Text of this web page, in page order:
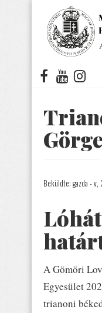
Beküldte: gazda - v,
A Gömöri
Egyesület
trianoni